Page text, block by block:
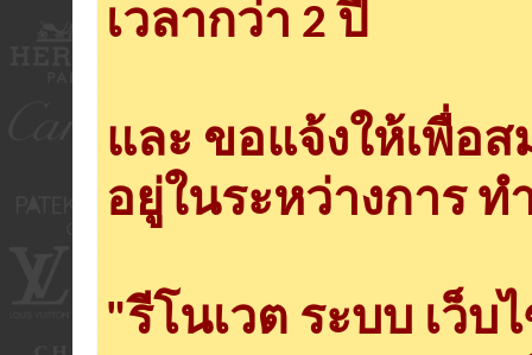
เวลากว่า 2 ปี
และ ขอแจ้งให้เพื่อ
อยู่ในระหว่างการ ท
"รีโนเวต ระบบ เว็บ